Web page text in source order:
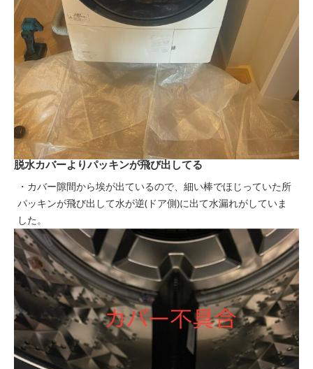
脱水カバーよりパッキンが飛び出してる
・カバー隙間から埃が出ているので、細い棒でほじっていた所
パッキンが飛び出して水が逆(ドア側)に出て水漏れがしていま
した。